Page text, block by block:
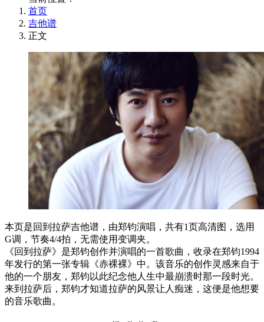
首页
吉他谱
正文
本页是回到拉萨吉他谱，由郑钧演唱，共有1页高清图，选用
G调，节奏4/4拍，无需使用变调夹。
《回到拉萨》是郑钧创作并演唱的一首歌曲，收录在郑钧1994
年发行的第一张专辑《赤裸裸》中。该音乐的创作灵感来自于
他的一个朋友，郑钧以此纪念他人生中最崩溃时那一段时光。
来到拉萨后，郑钧才知道拉萨的风景让人痴迷，这便是他想要
的音乐歌曲。